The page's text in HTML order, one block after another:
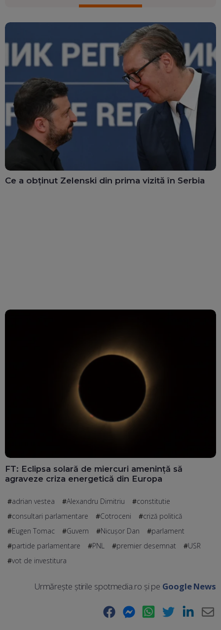
Ce a obținut Zelenski din prima vizită în Serbia
FT: Eclipsa solară de miercuri amenință să
agraveze criza energetică din Europa
adrian vestea Alexandru Dimitriu
constitutie
consultari parlamentare
Cotroceni
criză politică
Eugen Tomac
Guvern Nicușor Dan
parlament
partide parlamentare
PNL premier desemnat
USR
vot de investitura
Urmărește știrile spotmedia.ro și pe Google News
Facebook Messenger WhatsApp Twitter LinkedIn